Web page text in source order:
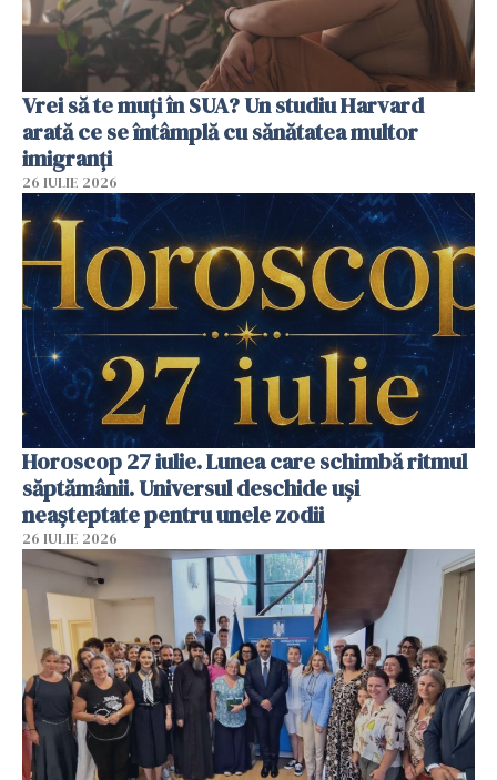
Vrei să te muți în SUA? Un studiu Harvard
arată ce se întâmplă cu sănătatea multor
imigranți
26 IULIE 2026
Horoscop 27 iulie. Lunea care schimbă ritmul
săptămânii. Universul deschide uși
neașteptate pentru unele zodii
26 IULIE 2026